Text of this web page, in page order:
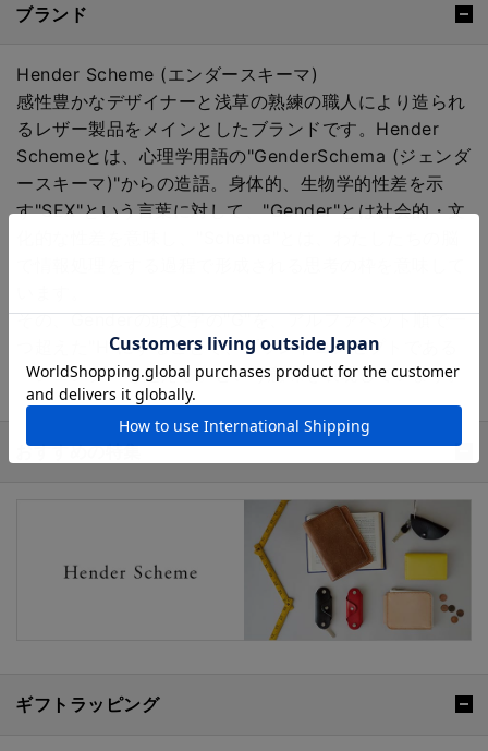
ブランド
Hender Scheme (エンダースキーマ)
感性豊かなデザイナーと浅草の熟練の職人により造られ
るレザー製品をメインとしたブランドです。Hender
Schemeとは、心理学用語の"GenderSchema (ジェンダ
ースキーマ)"からの造語。身体的、生物学的性差を示
す"SEX"という言葉に対して、"Gender"とは社会的・文
その、Genderの頭文字の"G"を、アルファベット順で一
つ超えた"H"にすることで、ブランドコンセプトである
「ジェンダーを超える」という意味を表現しています。
おすすめの特集
ギフトラッピング